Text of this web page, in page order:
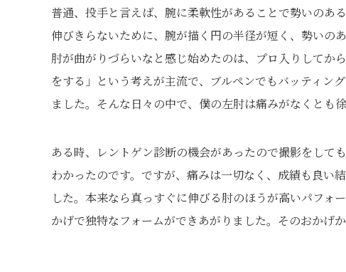
普通、投手と言えば、腕に柔軟性があることで勢いのあ
伸びきらないために、腕が描く円の半径が短く、勢いの
肘が曲がりづらいなと感じ始めたのは、プロ入りしてか
をする」という考えが主流で、ブルペンでもバッティン
ました。そんな日々の中で、僕の左肘は痛みがなくとも
ある時、レントゲン診断の機会があったので撮影をして
わかったのです。ですが、痛みは一切なく、成績も良い
した。本来なら真っすぐに伸びる肘のほうが高いパフォ
かげで独特なフォームができあがりました。そのおかげ